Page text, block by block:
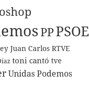
PPPSOE
Juan Carlos RTVE
toni cantó tve
Unidas Podemos